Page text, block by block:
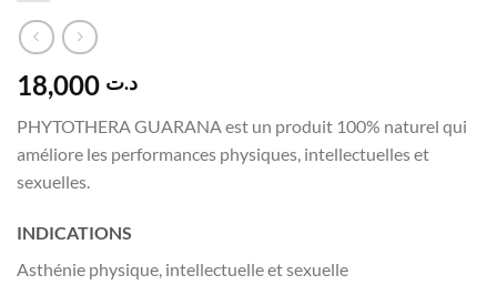
د.ت
PHYTOTHERA GUARANA est un produit 100% naturel qui
améliore les performances physiques, intellectuelles et
sexuelles.
INDICATIONS
Asthénie physique, intellectuelle et sexuelle